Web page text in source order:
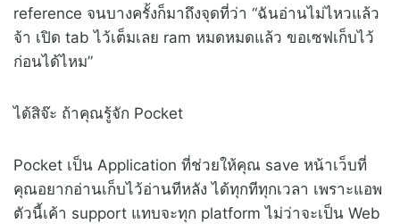
reference จนบางครั้งก็มาถึงจุดที่ว่า “ฉันอ่านไม่ไหวแล้ว
จ้า เปิด tab ไว้เต็มเลย ram หมดหมดแล้ว ขอเซฟเก็บไว้
ก่อนได้ไหม”
ได้สิจ๊ะ ถ้าคุณรู้จัก Pocket
Pocket เป็น Application ที่ช่วยให้คุณ save หน้าเว็บที่
คุณอยากอ่านเก็บไว้อ่านทีหลัง ได้ทุกทีทุกเวลา เพราะแอพ
ตัวนี้เค้า support แทบจะทุก platform ไม่ว่าจะเป็น Web